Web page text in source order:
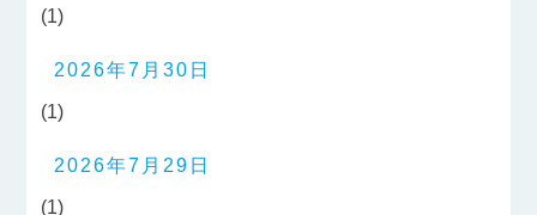
(1)
2026年7月30日
(1)
2026年7月29日
(1)